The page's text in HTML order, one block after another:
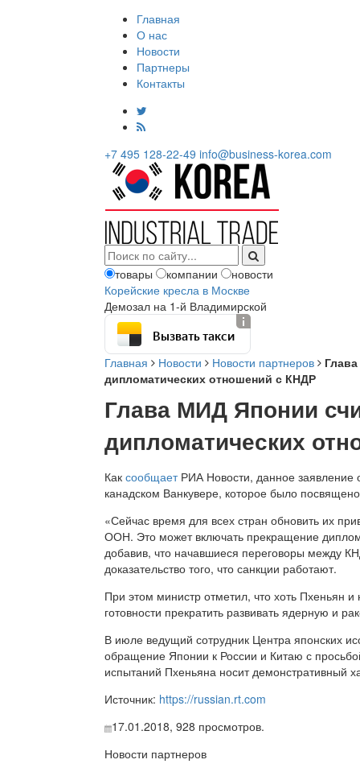
Главная
О нас
Новости
Партнеры
Контакты
+7 495 128-22-49 info@business-korea.com
товары компании
новости
Корейские кресла в Москве
Демозал на 1-й Владимирской
Вызвать такси
Главная Новости Новости партнеров
дипломатических отношений с КНДР
Глава МИД Японии
дипломатических
Как сообщаетРИА Новости, данное заявление
канадском Ванкувере, которое было
«Сейчас время для всех стран обновить их
ООН. Это может включать прекращение
добавив, что начавшиеся переговоры между
доказательство того, что санкции работают.
При этом министр отметил, что хоть Пхеньян
готовности прекратить развивать ядерную и
В июле ведущий сотрудник Центра японских
обращение Японии к России и Китаю с
испытаний Пхеньяна носит демонстративный
Источник: https://russian.rt.com
17.01.2018, 928 просмотров.
Новости партнеров